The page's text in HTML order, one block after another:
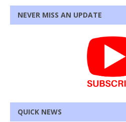
NEVER MISS AN UPDATE
QUICK NEWS